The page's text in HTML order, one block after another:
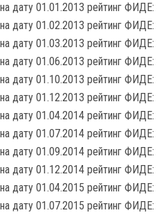
на дату 01.01.2013 рейтинг ФИДЕ:
на дату 01.02.2013 рейтинг ФИДЕ:
на дату 01.03.2013 рейтинг ФИДЕ:
на дату 01.06.2013 рейтинг ФИДЕ:
на дату 01.10.2013 рейтинг ФИДЕ:
на дату 01.12.2013 рейтинг ФИДЕ:
на дату 01.04.2014 рейтинг ФИДЕ:
на дату 01.07.2014 рейтинг ФИДЕ:
на дату 01.09.2014 рейтинг ФИДЕ:
на дату 01.12.2014 рейтинг ФИДЕ:
на дату 01.04.2015 рейтинг ФИДЕ:
на дату 01.07.2015 рейтинг ФИДЕ: